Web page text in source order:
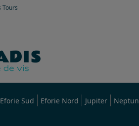
Tours
Eforie Sud Eforie Nord Jupiter Neptun